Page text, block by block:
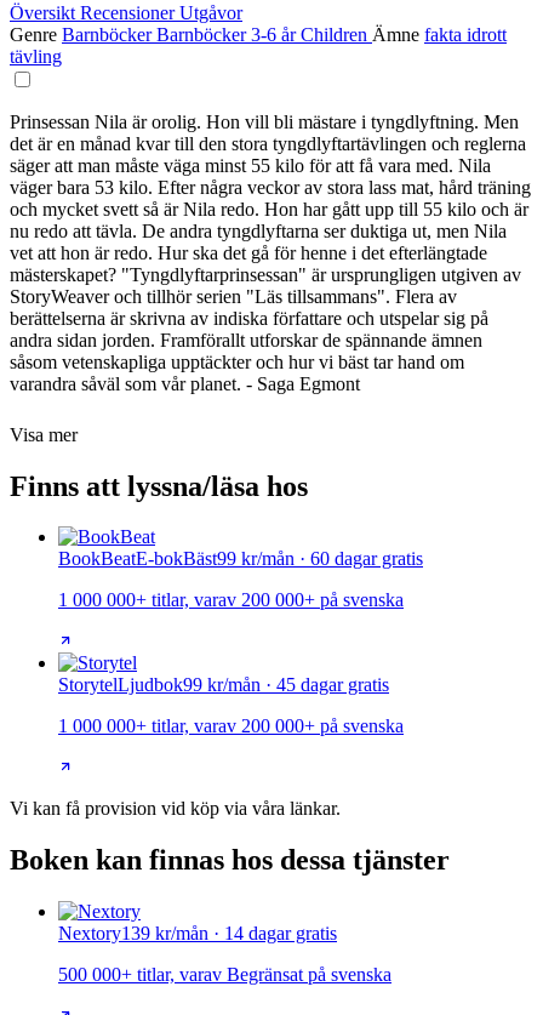
Översikt RecensionerUtgåvor
Genre BarnböckerBarnböcker 3-6 årChildren Ämne fakta idrott
tävling
Prinsessan Nila är orolig. Hon vill bli mästare i tyngdlyftning. Men
det är en månad kvar till den stora tyngdlyftartävlingen och reglerna
säger att man måste väga minst 55 kilo för att få vara med. Nila
väger bara 53 kilo. Efter några veckor av stora lass mat, hård träning
och mycket svett så är Nila redo. Hon har gått upp till 55 kilo och är
nu redo att tävla. De andra tyngdlyftarna ser duktiga ut, men Nila
vet att hon är redo. Hur ska det gå för henne i det efterlängtade
mästerskapet? "Tyngdlyftarprinsessan" är ursprungligen utgiven av
StoryWeaver och tillhör serien "Läs tillsammans". Flera av
berättelserna är skrivna av indiska författare och utspelar sig på
andra sidan jorden. Framförallt utforskar de spännande ämnen
såsom vetenskapliga upptäckter och hur vi bäst tar hand om
varandra såväl som vår planet. - Saga Egmont
Visa mer
Finns att lyssna/läsa hos
BookBeatE-bokBäst99 kr/mån · 60 dagar gratis
1 000 000+ titlar, varav 200 000+ på svenska
StorytelLjudbok99 kr/mån · 45 dagar gratis
1 000 000+ titlar, varav 200 000+ på svenska
Vi kan få provision vid köp via våra länkar.
Boken kan finnas hos dessa tjänster
Nextory139 kr/mån · 14 dagar gratis
500 000+ titlar, varav Begränsat på svenska